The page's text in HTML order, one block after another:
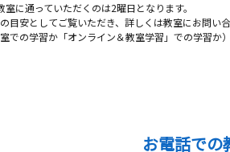
に通っていただくのは2曜日となります。
目安としてご覧いただき、詳しくは教室にお問い
での学習か「オンライン＆教室学習」での学習か
お電話での